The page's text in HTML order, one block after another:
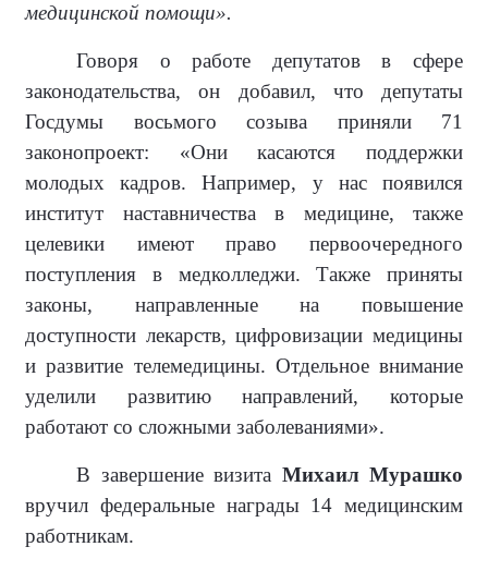
медицинской помощи».
Говоря о работе депутатов в сфере
законодательства, он добавил, что депутаты
Госдумы восьмого созыва приняли 71
законопроект: «Они касаются поддержки
молодых кадров. Например, у нас появился
институт наставничества в медицине, также
целевики имеют право первоочередного
поступления в медколледжи. Также приняты
законы, направленные на повышение
доступности лекарств, цифровизации медицины
и развитие телемедицины. Отдельное внимание
уделили развитию направлений, которые
работают со сложными заболеваниями».
В завершение визита Михаил Мурашко
вручил федеральные награды 14 медицинским
работникам.